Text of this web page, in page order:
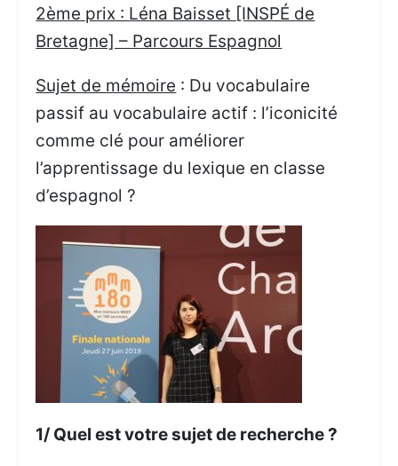
2ème prix : Léna Baisset [INSPÉ de
Bretagne] – Parcours Espagnol
Sujet de mémoire : Du vocabulaire
passif au vocabulaire actif : l’iconicité
comme clé pour améliorer
l’apprentissage du lexique en classe
d’espagnol ?
1/ Quel est votre sujet de recherche ?